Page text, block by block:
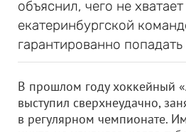
объяснил, чего не хватает
екатеринбургской
гарантированно
В прошлом году хоккейный
выступил сверхнеудачно,
в регулярном чемпионате.